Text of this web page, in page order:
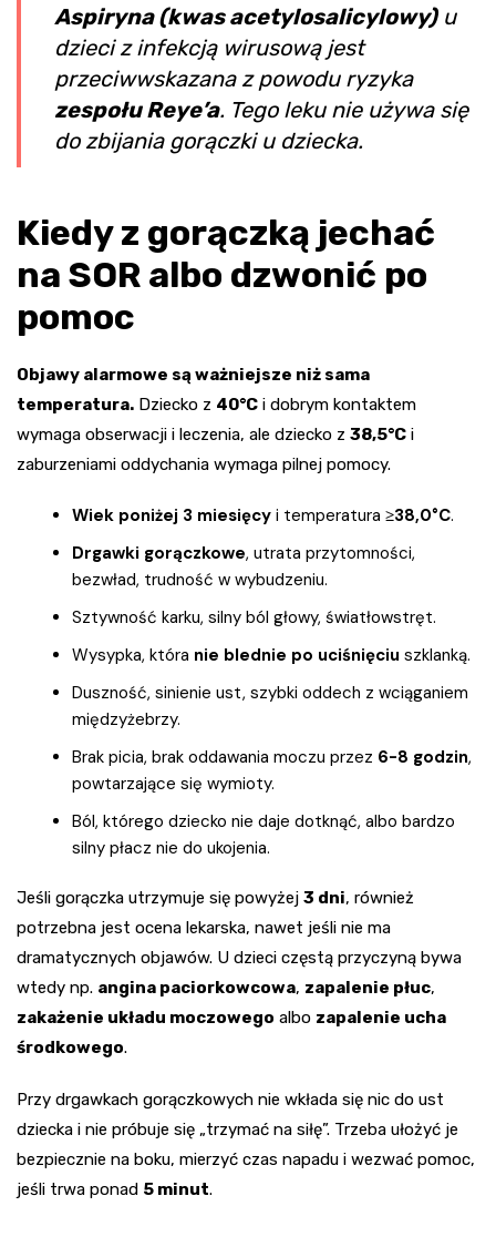
Aspiryna (kwas acetylosalicylowy)u
dzieci z infekcją wirusową jest
przeciwwskazana z powodu ryzyka
zespołu Reye’a. Tego leku nie używa się
do zbijania gorączki u dziecka.
Kiedy z gorączką jechać
na SOR albo dzwonić po
pomoc
Objawy alarmowe są ważniejsze niż sama
temperatura. Dziecko z 40°C i dobrym kontaktem
wymaga obserwacji i leczenia, ale dziecko z 38,5°C i
zaburzeniami oddychania wymaga pilnej pomocy.
Wiek poniżej 3 miesięcy i temperatura ≥38,0°C.
Drgawki gorączkowe, utrata przytomności,
bezwład, trudność w wybudzeniu.
Sztywność karku, silny ból głowy, światłowstręt.
Wysypka, która nie blednie po uciśnięciu szklanką.
Duszność, sinienie ust, szybki oddech z wciąganiem
międzyżebrzy.
Brak picia, brak oddawania moczu przez 6-8 godzin,
powtarzające się wymioty.
Ból, którego dziecko nie daje dotknąć, albo bardzo
silny płacz nie do ukojenia.
Jeśli gorączka utrzymuje się powyżej 3 dni, również
potrzebna jest ocena lekarska, nawet jeśli nie ma
dramatycznych objawów. U dzieci częstą przyczyną bywa
wtedy np. angina paciorkowcowa, zapalenie płuc,
zakażenie układu moczowego albo zapalenie ucha
środkowego.
Przy drgawkach gorączkowych nie wkłada się nic do ust
dziecka i nie próbuje się „trzymać na siłę”. Trzeba ułożyć je
bezpiecznie na boku, mierzyć czas napadu i wezwać pomoc,
jeśli trwa ponad 5 minut.